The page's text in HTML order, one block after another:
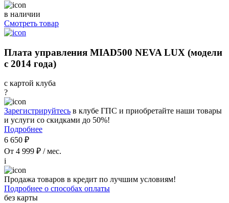
в наличии
Смотреть товар
Плата управления MIAD500 NEVA LUX (модели
с 2014 года)
с картой клуба
?
Зарегистрируйтесь в клубе ГПС и приобретайте наши товары
и услуги со скидками до 50%!
Подробнее
6 650 ₽
От 4 999 ₽ / мес.
i
Продажа товаров в кредит по лучшим условиям!
Подробнее о способах оплаты
без карты